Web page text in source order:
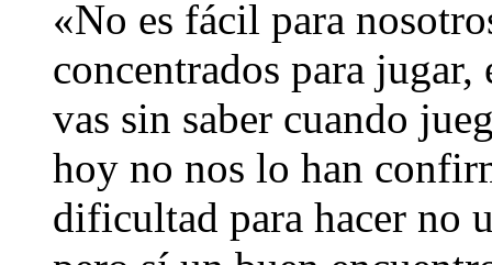
«No es fácil para
concentrados para jugar,
vas sin saber cuando
hoy no nos lo han
dificultad para hacer no